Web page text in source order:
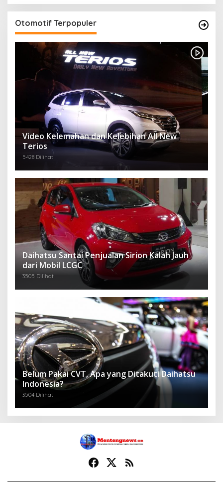
Otomotif Terpopuler
Video Kelemahan dan Kelebihan All New
Terios
5428 Dilihat
Daihatsu Santai Penjualan Sirion Kalah Jauh
dari Mobil LCGC
3505 Dilihat
Belum Pakai CVT, Apa yang Ditakuti Daihatsu
Indonesia?
3504 Dilihat